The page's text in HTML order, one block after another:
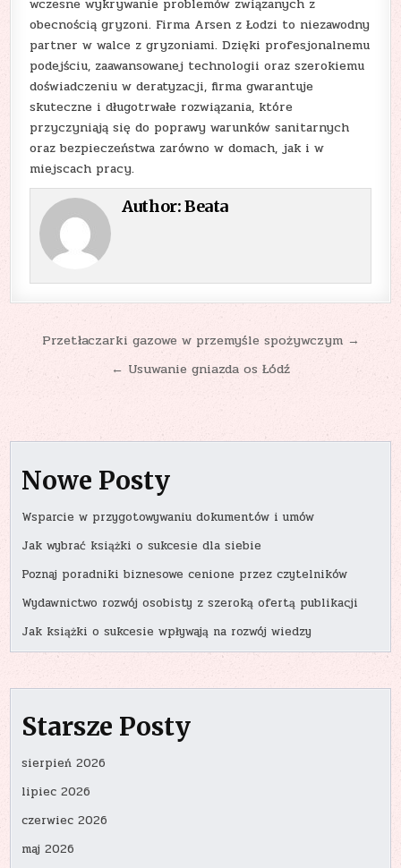
wczesne wykrywanie problemów związanych z
obecnością gryzoni. Firma Arsen z Łodzi to niezawodny
partner w walce z gryzoniami. Dzięki profesjonalnemu
podejściu, zaawansowanej technologii oraz szerokiemu
doświadczeniu w deratyzacji, firma gwarantuje
skuteczne i długotrwałe rozwiązania, które
przyczyniają się do poprawy warunków sanitarnych
oraz bezpieczeństwa zarówno w domach, jak i w
miejscach pracy.
Author:Beata
Nawigacja
wpisu
Przetłaczarki gazowe w przemyśle spożywczym →
← Usuwanie gniazda os Łódź
Nowe Posty
Wsparcie w przygotowywaniu dokumentów i umów
Jak wybrać książki o sukcesie dla siebie
Poznaj poradniki biznesowe cenione przez czytelników
Wydawnictwo rozwój osobisty z szeroką ofertą publikacji
Jak książki o sukcesie wpływają na rozwój wiedzy
Starsze Posty
sierpień 2026
lipiec 2026
czerwiec 2026
maj 2026